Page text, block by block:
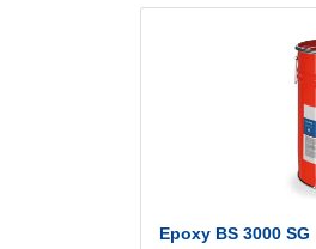
Epoxy BS 3000 SG